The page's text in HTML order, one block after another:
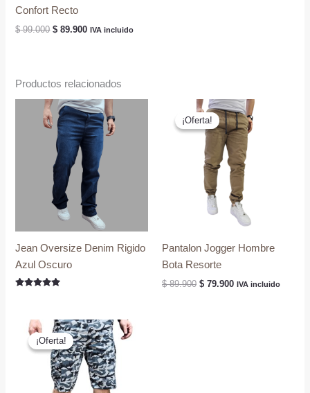
Confort Recto
$99.000 El
$ 89.900ElIVA incluido
Productos relacionados
Jean Oversize Denim Rigido
Azul Oscuro
de 5
¡Oferta!
¡Oferta!
Pantalon Jogger Hombre
Bota Resorte
$89.900 El
$ 79.900ElIVA incluido
¡Oferta!
¡Oferta!